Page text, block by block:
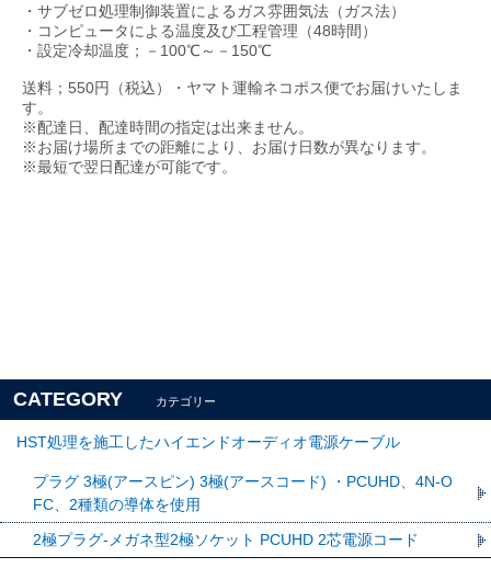
・サブゼロ処理制御装置によるガス雰囲気法（ガス法）
・コンピュータによる温度及び工程管理（48時間）
・設定冷却温度；－100℃～－150℃
送料；550円（税込）・ヤマト運輸ネコポス便でお届けいたしま
す。
※配達日、配達時間の指定は出来ません。
※お届け場所までの距離により、お届け日数が異なります。
※最短で翌日配達が可能です。
CATEGORY カテゴリー
HST処理を施工したハイエンドオーディオ電源ケーブル
プラグ 3極(アースピン) 3極(アースコード) ・PCUHD、4N-O
FC、2種類の導体を使用
2極プラグ-メガネ型2極ソケット PCUHD 2芯電源コード